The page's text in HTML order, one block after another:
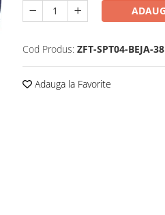
Cod Produs: ZFT-SPT04-BEJA-38
Adauga la Favorite